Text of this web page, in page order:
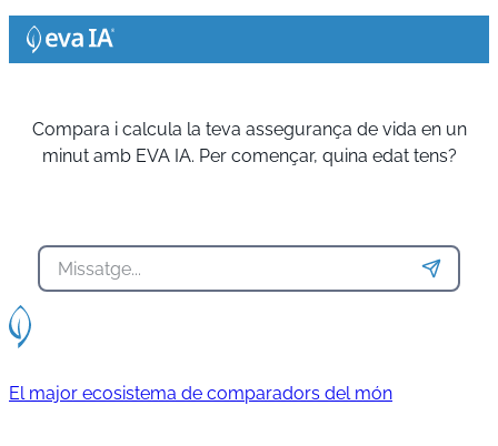
Compara i calcula la teva assegurança de vida en un
minut amb EVA IA. Per començar, quina edat tens?
El major ecosistema de comparadors del món